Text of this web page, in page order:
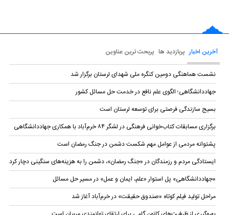
آخرین اخبار پربازدید ها پربحث ترین عناوین
نشست هماهنگی دومین کنگره ملی شهدای لرستان برگزار شد
جهاددانشگاهی؛ الگوی علم نافع در خدمت حل مسائل کشور
بسیج سازندگی فرصتی برای توسعه لرستان است
برگزاری مسابقات کتاب‌خوانی فرهنگی در لشگر ۸۴ خرم‌آباد با همکاری جهاددانشگاهی
پشتوانه مردمی از عوامل مهم شکست دشمن در جنگ رمضان است
ایستادگی مردم و رزمندگان در «جنگ رمضان»، دشمن را به هزینه‌های سنگینی دچار کرد
«جهاددانشگاهی» پل استوار «علم، ایمان و عمل» در مسیر حل مسائل
مراحل تولید فیلم کوتاه «صندوق حقیقت» در خرم‌آباد آغاز شد